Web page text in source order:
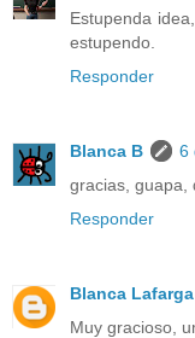
Estupenda
estupendo.
Responder
Blanca B
6
gracias, guapa,
Responder
Blanca Lafarga
Muy gracioso,